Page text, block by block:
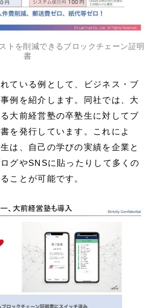
トを削減できるブロックチェーン証明
書
ている例として、ビジネス・ブ
例を紹介します。同社では、大
大前経営塾の卒塾生に対してブ
を発行しています。これによ
は、自己の学びの実績を企業と
グやSNSに貼ったりして多くの
ことが可能です。